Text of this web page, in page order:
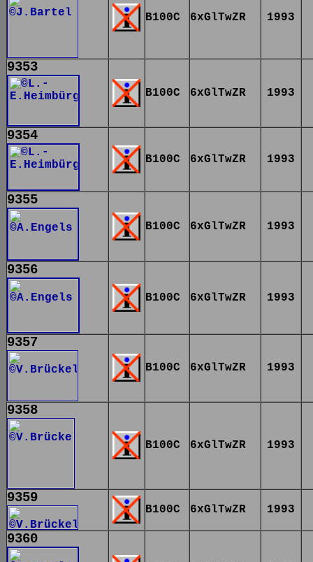
B100C 6xGlTwZR 1993
9353
B100C 6xGlTwZR 1993
9354
B100C 6xGlTwZR 1993
9355
B100C 6xGlTwZR 1993
9356
B100C 6xGlTwZR 1993
9357
B100C 6xGlTwZR 1993
9358
B100C 6xGlTwZR 1993
9359
B100C 6xGlTwZR 1993
9360